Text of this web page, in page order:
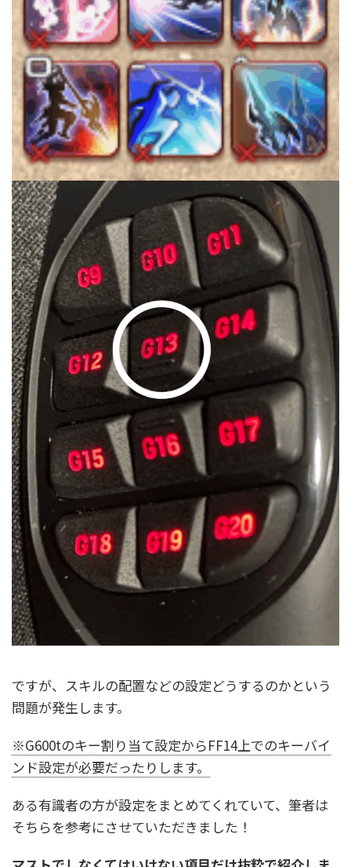
ですが、スキルの配置などの設定どうするのかという
問題が発生します。
※G600tのキー割り当て設定からFF14上でのキーバイ
ンド設定が必要だったりします。
ある有識者の方が設定をまとめてくれていて、筆者は
そちらを参考にさせていただきました！